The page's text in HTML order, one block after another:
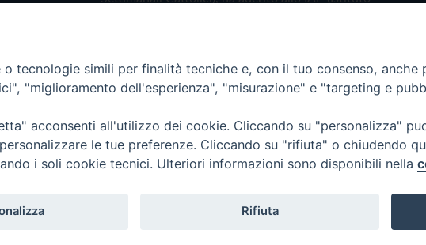
Privacy Policy Cookie Policy
- Vita Trentina Editrice
tecnologie simili per finalità tecniche e, con il tuo consenso, anche
"miglioramento dell'esperienza", "misurazione" e "targeting e
acconsenti all'utilizzo dei cookie. Cliccando su "personalizza"
le tue preferenze. Cliccando su "rifiuta" o chiudendo
i soli cookie tecnici. Ulteriori informazioni sono disponibili nella
Rifiuta